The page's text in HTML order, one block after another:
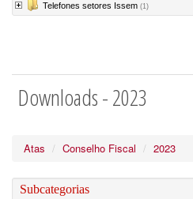
Telefones setores Issem (1)
Downloads - 2023
Atas Conselho Fiscal 2023
Subcategorias